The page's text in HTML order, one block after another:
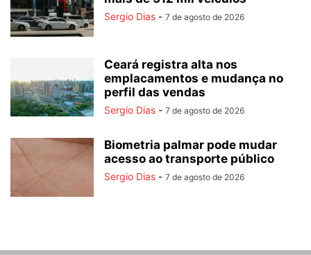
Sergio Dias - 7 de agosto de 2026
Ceará registra alta nos
emplacamentos e mudança no
perfil das vendas
Sergio Dias - 7 de agosto de 2026
Biometria palmar pode mudar
acesso ao transporte público
Sergio Dias - 7 de agosto de 2026